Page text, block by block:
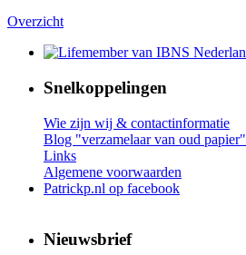
Overzicht
Snelkoppelingen
Wie zijn wij & contactinformatie
Blog "verzamelaar van oud papier"
Links
Algemene voorwaarden
Patrickp.nl op facebook
Nieuwsbrief